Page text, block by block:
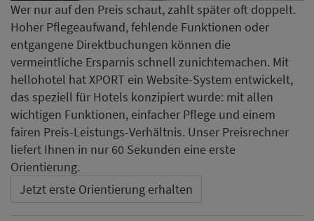
Wer nur auf den Preis schaut, zahlt später oft doppelt.
Hoher Pflegeaufwand, fehlende Funktionen oder
entgangene Direktbuchungen können die
vermeintliche Ersparnis schnell zunichtemachen. Mit
hellohotel hat XPORT ein Website-System entwickelt,
das speziell für Hotels konzipiert wurde: mit allen
wichtigen Funktionen, einfacher Pflege und einem
fairen Preis-Leistungs-Verhältnis. Unser Preisrechner
liefert Ihnen in nur 60 Sekunden eine erste
Orientierung.
Jetzt erste Orientierung erhalten